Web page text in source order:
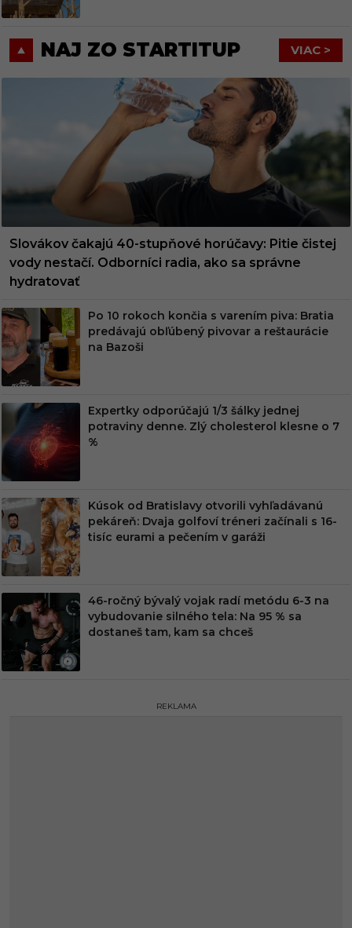
NAJ ZO STARTITUP VIAC >
Slovákov čakajú 40-stupňové horúčavy: Pitie čistej
vody nestačí. Odborníci radia, ako sa správne
hydratovať
Po 10 rokoch končia s varením piva: Bratia
predávajú obľúbený pivovar a reštaurácie
na Bazoši
Expertky odporúčajú 1/3 šálky jednej
potraviny denne. Zlý cholesterol klesne o 7
%
Kúsok od Bratislavy otvorili vyhľadávanú
pekáreň: Dvaja golfoví tréneri začínali s 16-
tisíc eurami a pečením v garáži
46-ročný bývalý vojak radí metódu 6-3 na
vybudovanie silného tela: Na 95 % sa
dostaneš tam, kam sa chceš
REKLAMA